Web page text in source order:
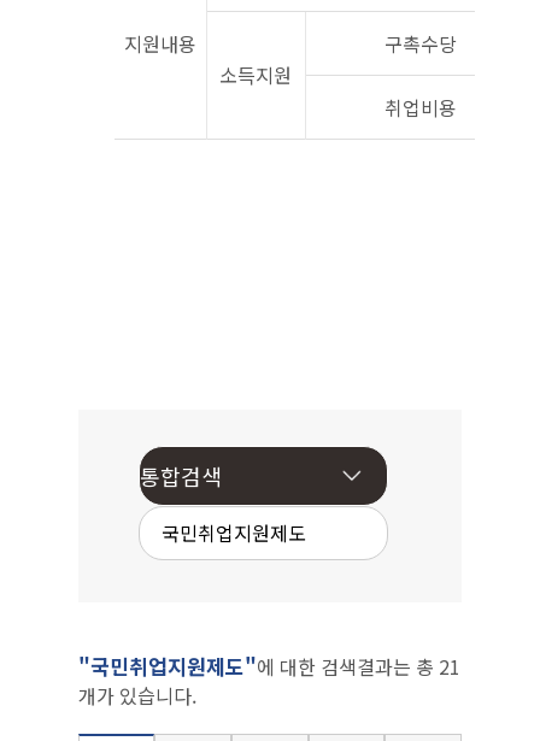
지원내용
소득지원
구촉수당
취업비용
"국민취업지원제도"에 대한 검색결과는 총 21
개가 있습니다.